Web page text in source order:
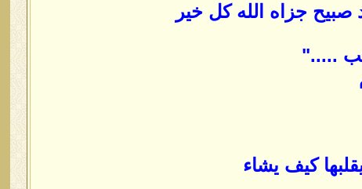
جزاه الله كل خير
....."
يقلبها كيف يشاء